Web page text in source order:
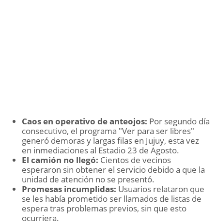
Caos en operativo de anteojos: Por segundo día
consecutivo, el programa "Ver para ser libres"
generó demoras y largas filas en Jujuy, esta vez
en inmediaciones al Estadio 23 de Agosto.
El camión no llegó: Cientos de vecinos
esperaron sin obtener el servicio debido a que la
unidad de atención no se presentó.
Promesas incumplidas: Usuarios relataron que
se les había prometido ser llamados de listas de
espera tras problemas previos, sin que esto
ocurriera.